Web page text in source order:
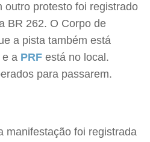
outro protesto foi registrado
BR 262. O Corpo de
a pista também está
e a PRF está no local.
para passarem.
manifestação foi registrada